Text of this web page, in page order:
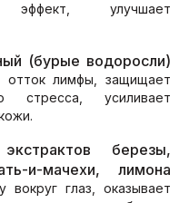
эффект, улучшает
(бурые водоросли)
отток лимфы, защищает
стресса, усиливает
березы,
и-мачехи, лимона
вокруг глаз, оказывает